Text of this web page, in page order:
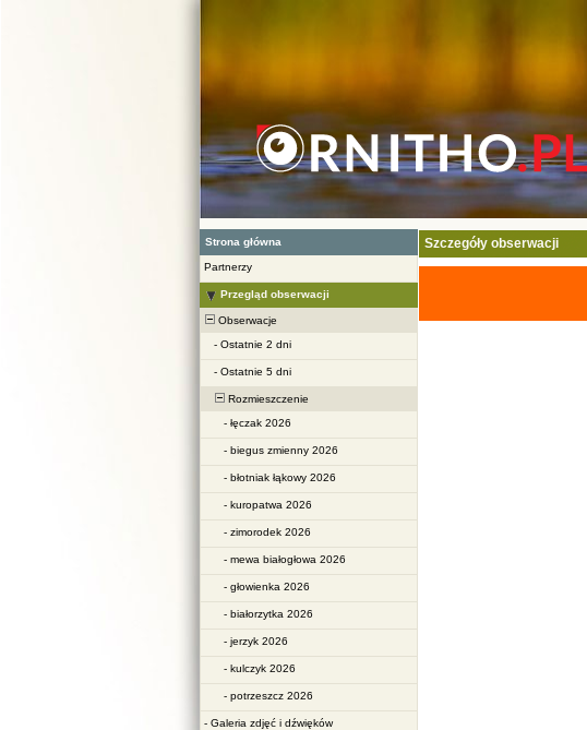
Strona główna
Partnerzy
Przegląd obserwacji
Obserwacje
- Ostatnie 2 dni
- Ostatnie 5 dni
Rozmieszczenie
- łęczak 2026
- biegus zmienny 2026
- błotniak łąkowy 2026
- kuropatwa 2026
- zimorodek 2026
- mewa białogłowa 2026
- głowienka 2026
- białorzytka 2026
- jerzyk 2026
- kulczyk 2026
- potrzeszcz 2026
- Galeria zdjęć i dźwięków
Szczegóły obserwacji